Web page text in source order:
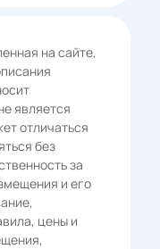
на сайте,
является
отличаться
без
за
и его
цены и